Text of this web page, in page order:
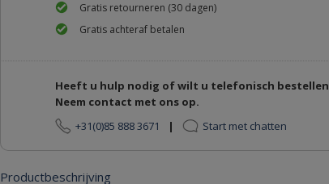
Gratis retourneren (30 dagen)
Gratis achteraf betalen
Heeft u hulp nodig of wilt u telefonisch
Neem contact met ons op.
+31(0)85 888 3671
| Start met chatten
Productbeschrijving